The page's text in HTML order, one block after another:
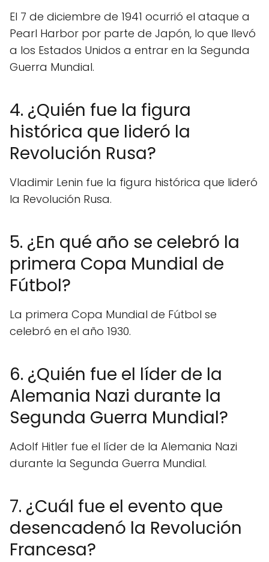
El 7 de diciembre de 1941 ocurrió el ataque a
Pearl Harbor por parte de Japón, lo que llevó
a los Estados Unidos a entrar en la Segunda
Guerra Mundial.
4. ¿Quién fue la figura
histórica que lideró la
Revolución Rusa?
Vladimir Lenin fue la figura histórica que lideró
la Revolución Rusa.
5. ¿En qué año se celebró la
primera Copa Mundial de
Fútbol?
La primera Copa Mundial de Fútbol se
celebró en el año 1930.
6. ¿Quién fue el líder de la
Alemania Nazi durante la
Segunda Guerra Mundial?
Adolf Hitler fue el líder de la Alemania Nazi
durante la Segunda Guerra Mundial.
7. ¿Cuál fue el evento que
desencadenó la Revolución
Francesa?